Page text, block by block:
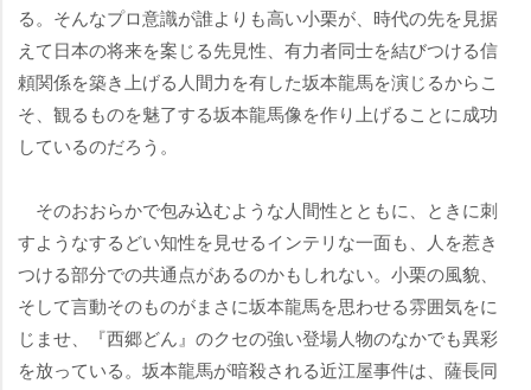
る。そんなプロ意識が誰よりも高い小栗が、時代の先を見据
えて日本の将来を案じる先見性、有力者同士を結びつける信
頼関係を築き上げる人間力を有した坂本龍馬を演じるからこ
そ、観るものを魅了する坂本龍馬像を作り上げることに成功
しているのだろう。
そのおおらかで包み込むような人間性とともに、ときに刺
すようなするどい知性を見せるインテリな一面も、人を惹き
つける部分での共通点があるのかもしれない。小栗の風貌、
そして言動そのものがまさに坂本龍馬を思わせる雰囲気をに
じませ、『西郷どん』のクセの強い登場人物のなかでも異彩
を放っている。坂本龍馬が暗殺される近江屋事件は、薩長同